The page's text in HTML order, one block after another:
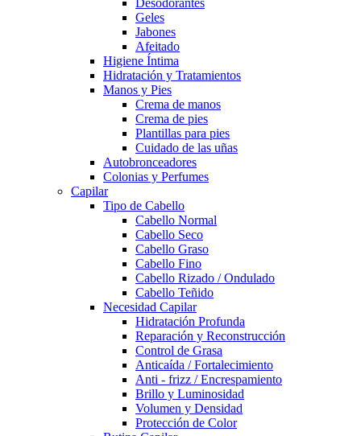
Desodorantes
Geles
Jabones
Afeitado
Higiene Íntima
Hidratación y Tratamientos
Manos y Pies
Crema de manos
Crema de pies
Plantillas para pies
Cuidado de las uñas
Autobronceadores
Colonias y Perfumes
Capilar
Tipo de Cabello
Cabello Normal
Cabello Seco
Cabello Graso
Cabello Fino
Cabello Rizado / Ondulado
Cabello Teñido
Necesidad Capilar
Hidratación Profunda
Reparación y Reconstrucción
Control de Grasa
Anticaída / Fortalecimiento
Anti - frizz / Encrespamiento
Brillo y Luminosidad
Volumen y Densidad
Protección de Color